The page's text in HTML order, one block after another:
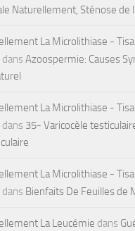
Naturellement, Sténose de
La Microlithiase -
dans Azoospermie: Causes
La Microlithiase -
dans 35- Varicocèle
La Microlithiase -
dans Bienfaits De Feuilles de
La Leucémie dans